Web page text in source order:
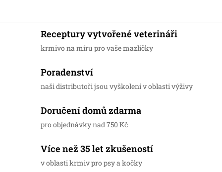
Receptury vytvořené veterináři
krmivo na míru pro vaše mazlíčky
Poradenství
naši distributoři jsou vyškoleni v oblasti výživy
Doručení domů zdarma
pro objednávky nad 750 Kč
Více než 35 let zkušeností
v oblasti krmiv pro psy a kočky